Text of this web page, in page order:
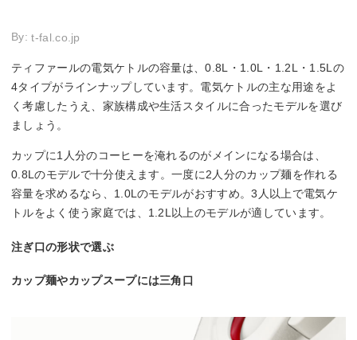
By:t-fal.co.jp
ティファールの電気ケトルの容量は、0.8L・1.0L・1.2L・1.5Lの
4タイプがラインナップしています。電気ケトルの主な用途をよ
く考慮したうえ、家族構成や生活スタイルに合ったモデルを選び
ましょう。
カップに1人分のコーヒーを淹れるのがメインになる場合は、
0.8Lのモデルで十分使えます。一度に2人分のカップ麺を作れる
容量を求めるなら、1.0Lのモデルがおすすめ。3人以上で電気ケ
トルをよく使う家庭では、1.2L以上のモデルが適しています。
注ぎ口の形状で選ぶ
カップ麺やカップスープには三角口